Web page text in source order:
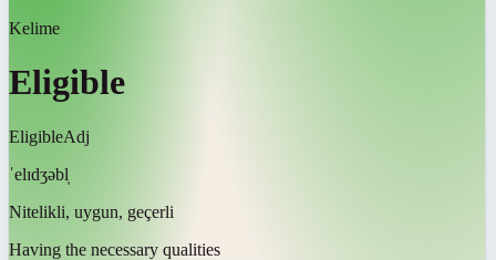
Kelime
Eligible
EligibleAdj
ˈelɪdʒəbl̩
Nitelikli, uygun, geçerli
Having the necessary qualities